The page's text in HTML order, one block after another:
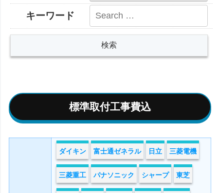
キーワード
標準取付工事費込
ダイキン 富士通ゼネラル 日立 三菱電機
三菱重工 パナソニック シャープ 東芝